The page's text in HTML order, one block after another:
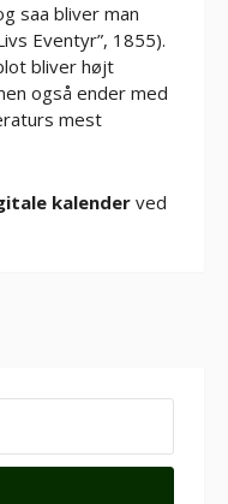
saa bliver man
Eventyr”, 1855).
bliver højt
også ender med
mest
kalender ved